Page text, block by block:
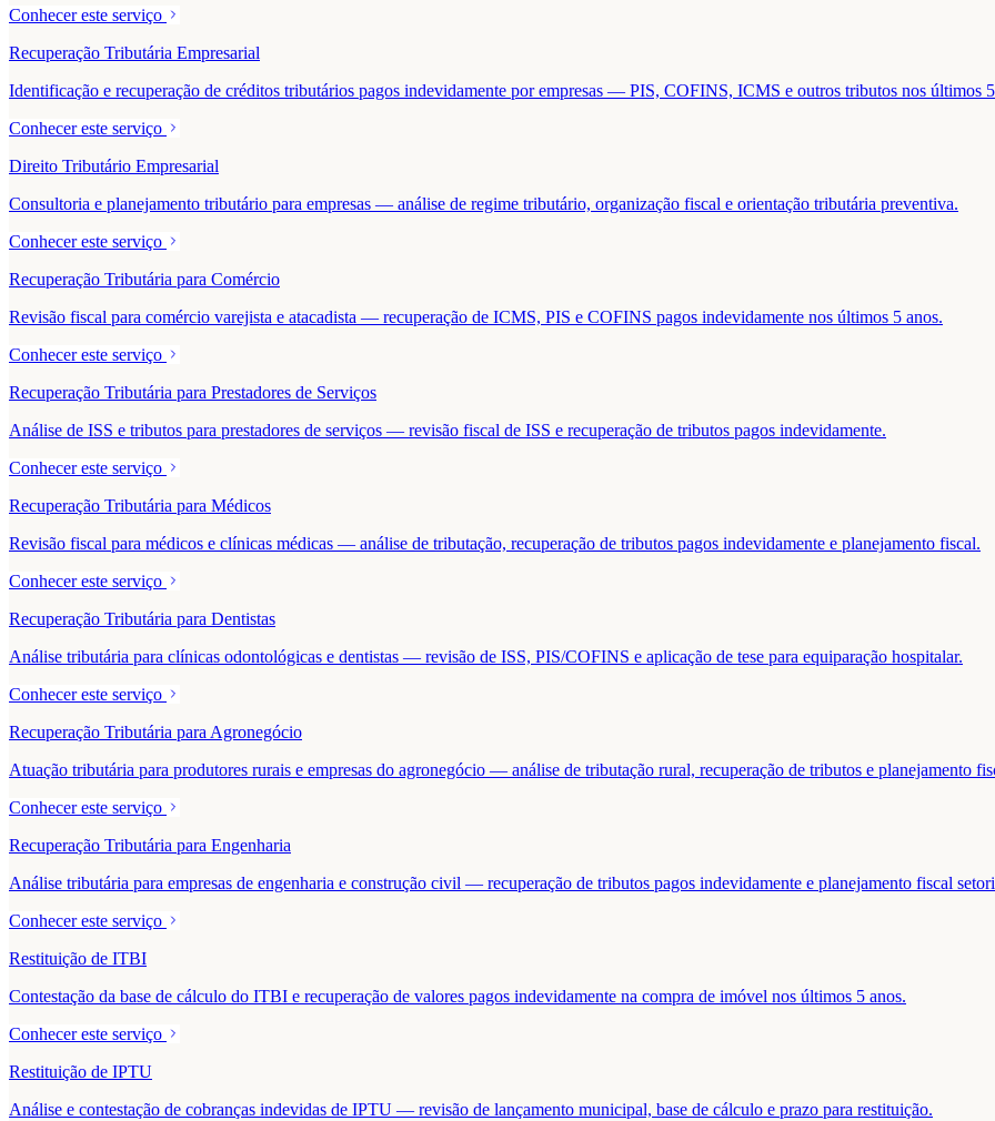
Conhecer este serviço
Recuperação Tributária Empresarial
Identificação e recuperação de créditos tributários pagos indevidamente por empresas — PIS, COFINS, ICMS e outros tributos nos últimos
Conhecer este serviço
Direito Tributário Empresarial
Consultoria e planejamento tributário para empresas — análise de regime tributário, organização fiscal e orientação tributária preventiva.
Conhecer este serviço
Recuperação Tributária para Comércio
Revisão fiscal para comércio varejista e atacadista — recuperação de ICMS, PIS e COFINS pagos indevidamente nos últimos 5 anos.
Conhecer este serviço
Recuperação Tributária para Prestadores de Serviços
Análise de ISS e tributos para prestadores de serviços — revisão fiscal de ISS e recuperação de tributos pagos indevidamente.
Conhecer este serviço
Recuperação Tributária para Médicos
Revisão fiscal para médicos e clínicas médicas — análise de tributação, recuperação de tributos pagos indevidamente e planejamento fiscal.
Conhecer este serviço
Recuperação Tributária para Dentistas
Análise tributária para clínicas odontológicas e dentistas — revisão de ISS, PIS/COFINS e aplicação de tese para equiparação hospitalar.
Conhecer este serviço
Recuperação Tributária para Agronegócio
Atuação tributária para produtores rurais e empresas do agronegócio — análise de tributação rural, recuperação de tributos e planejamento
Conhecer este serviço
Recuperação Tributária para Engenharia
Análise tributária para empresas de engenharia e construção civil — recuperação de tributos pagos indevidamente e planejamento fiscal
Conhecer este serviço
Restituição de ITBI
Contestação da base de cálculo do ITBI e recuperação de valores pagos indevidamente na compra de imóvel nos últimos 5 anos.
Conhecer este serviço
Restituição de IPTU
Análise e contestação de cobranças indevidas de IPTU — revisão de lançamento municipal, base de cálculo e prazo para restituição.